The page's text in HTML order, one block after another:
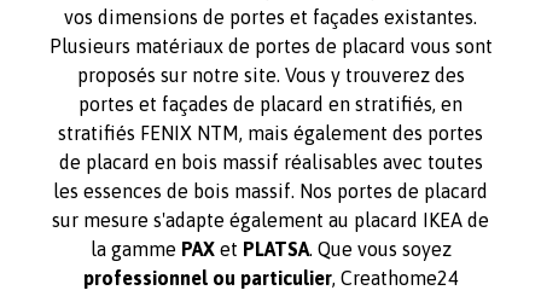
vos dimensions de portes et façades existantes.
Plusieurs matériaux de portes de placard vous sont
proposés sur notre site. Vous y trouverez des
portes et façades de placard en stratifiés, en
stratifiés FENIX NTM, mais également des portes
de placard en bois massif réalisables avec toutes
les essences de bois massif. Nos portes de placard
sur mesure s'adapte également au placard IKEA de
la gamme PAXet PLATSA. Que vous soyez
professionnel ou particulier, Creathome24